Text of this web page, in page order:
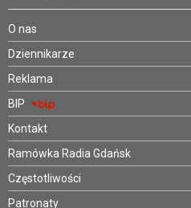
O nas
Dziennikarze
Reklama
BIP
Kontakt
Ramówka Radia Gdańsk
Częstotliwości
Patronaty